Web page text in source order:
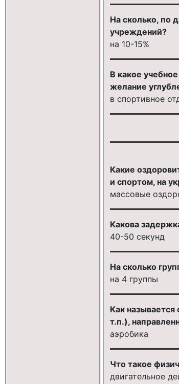
На сколько, по
учреждений?
на 10-15%
В какое
желание
в спортивное
Какие
и спортом, на
массовые
Какова
40-50 секунд
На сколько
на 4 группы
Как
т.п.),
аэробика
Что такое
двигательное